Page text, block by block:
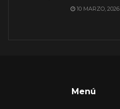
10 MARZO, 2026
Menú